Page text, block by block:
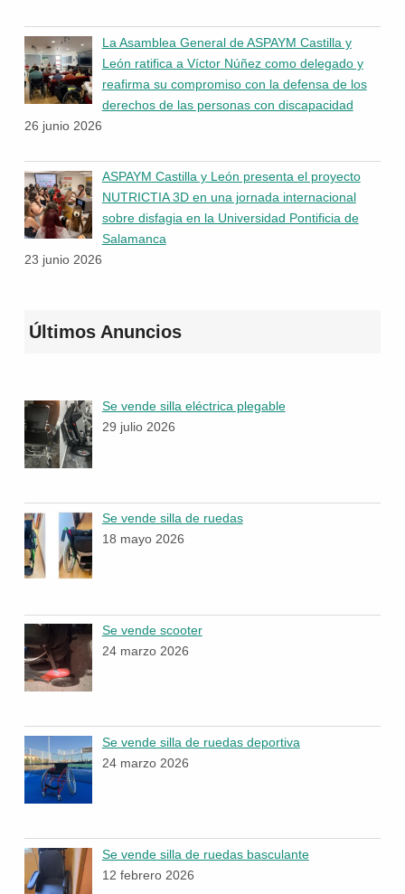
La Asamblea General de ASPAYM Castilla y
León ratifica a Víctor Núñez como delegado y
reafirma su compromiso con la defensa de los
derechos de las personas con discapacidad
26 junio 2026
ASPAYM Castilla y León presenta el proyecto
NUTRICTIA 3D en una jornada internacional
sobre disfagia en la Universidad Pontificia de
Salamanca
23 junio 2026
Últimos Anuncios
Se vende silla eléctrica plegable
29 julio 2026
Se vende silla de ruedas
18 mayo 2026
Se vende scooter
24 marzo 2026
Se vende silla de ruedas deportiva
24 marzo 2026
Se vende silla de ruedas basculante
12 febrero 2026